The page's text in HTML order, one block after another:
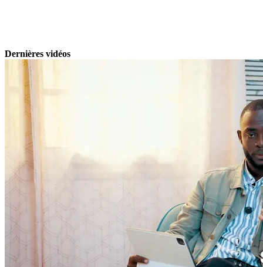
Dernières vidéos